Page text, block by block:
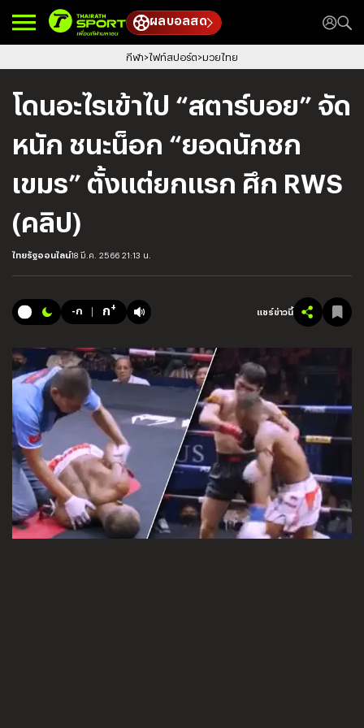
ผลบอลสด
กีฬา ไฟท์สปอร์ต มวยไทย
โดนอะไรเข้าไป “สตาร์บอย” จัด
หนัก ชนะน็อก “ยอดนักชก
เขมร” ตั้งแต่ยกแรก ศึก RWS
(คลิป)
ไทยรัฐออนไลน์18 มี.ค. 2566 21:13 น.
-ก ก+ แชร์ข่าวนี้